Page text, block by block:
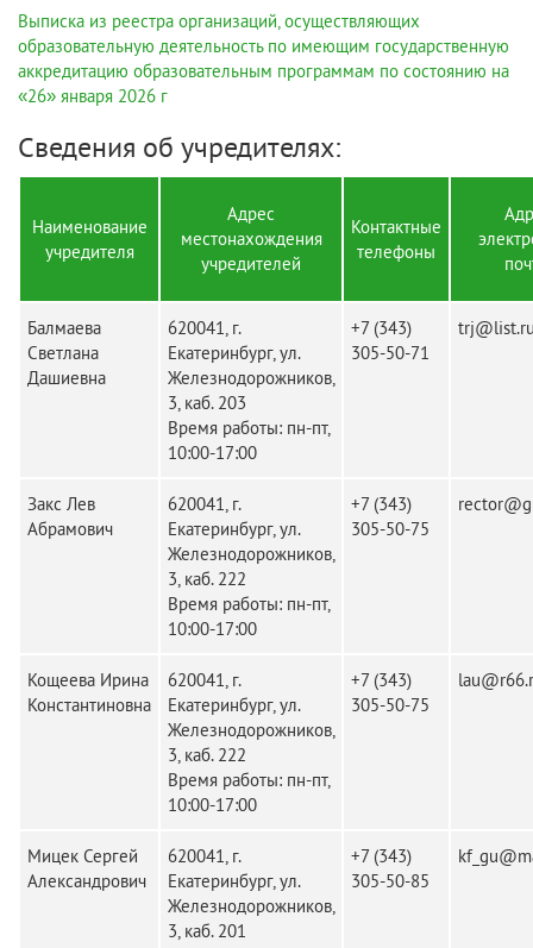
Выписка из реестра организаций, осуществляющих
образовательную деятельность по имеющим государственную
аккредитацию образовательным программам по состоянию на
«26» января 2026 г
Сведения об учредителях:
Наименование
учредителя
Адрес
местонахождения
учредителей
Контактные
телефоны
Балмаева
Светлана
Дашиевна
620041, г.
Екатеринбург, ул.
Железнодорожников,
3, каб. 203
Время работы: пн-пт,
10:00-17:00
+7 (343)
305-50-71
Закс Лев
Абрамович
620041, г.
Екатеринбург, ул.
Железнодорожников,
3, каб. 222
Время работы: пн-пт,
10:00-17:00
+7 (343)
305-50-75
Кощеева Ирина
Константиновна
620041, г.
Екатеринбург, ул.
Железнодорожников,
3, каб. 222
Время работы: пн-пт,
10:00-17:00
+7 (343)
305-50-75
Мицек Сергей
Александрович
620041, г.
Екатеринбург, ул.
Железнодорожников,
3, каб. 201
+7 (343)
305-50-85